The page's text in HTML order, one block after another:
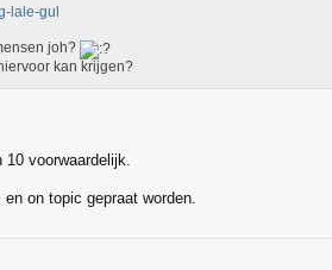
lale-gul
joh?
kan krijgen?
10 voorwaardelijk.
on topic gepraat worden.